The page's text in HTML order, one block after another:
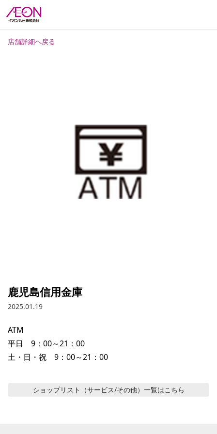
店舗詳細へ戻る
鹿児島信用金庫
2025.01.19
ATM
平日　9：00～21：00
土・日・祝　9：00～21：00
ショップリスト（サービス/その他） 一覧はこちら